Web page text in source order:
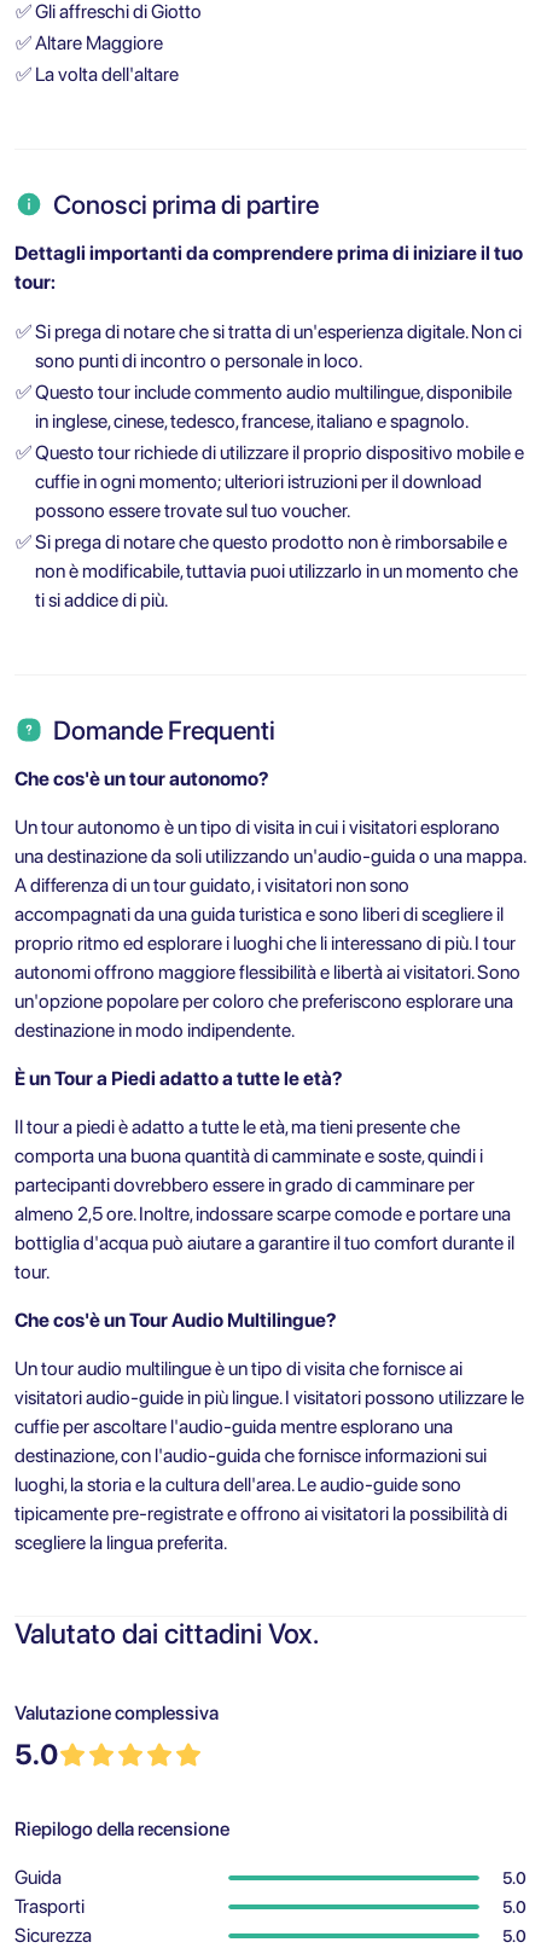
✅Gli affreschi di Giotto
✅Altare Maggiore
✅ La volta dell'altare
Conosci prima di partire
Dettagli importanti da comprendere prima di iniziare il tuo
tour:
✅Si prega di notare che si tratta di un'esperienza digitale. Non ci
sono punti di incontro o personale in loco.
✅Questo tour include commento audio multilingue, disponibile
in inglese, cinese, tedesco, francese, italiano e spagnolo.
✅Questo tour richiede di utilizzare il proprio dispositivo mobile e
cuffie in ogni momento; ulteriori istruzioni per il download
possono essere trovate sul tuo voucher.
✅Si prega di notare che questo prodotto non è rimborsabile e
non è modificabile, tuttavia puoi utilizzarlo in un momento che
ti si addice di più.
Domande Frequenti
Che cos'è un tour autonomo?
Un tour autonomo è un tipo di visita in cui i visitatori esplorano
una destinazione da soli utilizzando un'audio-guida o una mappa.
A differenza di un tour guidato, i visitatori non sono
accompagnati da una guida turistica e sono liberi di scegliere il
proprio ritmo ed esplorare i luoghi che li interessano di più. I tour
autonomi offrono maggiore flessibilità e libertà ai visitatori. Sono
un'opzione popolare per coloro che preferiscono esplorare una
destinazione in modo indipendente.
È un Tour a Piedi adatto a tutte le età?
Il tour a piedi è adatto a tutte le età, ma tieni presente che
comporta una buona quantità di camminate e soste, quindi i
partecipanti dovrebbero essere in grado di camminare per
almeno 2,5 ore. Inoltre, indossare scarpe comode e portare una
bottiglia d'acqua può aiutare a garantire il tuo comfort durante il
tour.
Che cos'è un Tour Audio Multilingue?
Un tour audio multilingue è un tipo di visita che fornisce ai
visitatori audio-guide in più lingue. I visitatori possono utilizzare le
cuffie per ascoltare l'audio-guida mentre esplorano una
destinazione, con l'audio-guida che fornisce informazioni sui
luoghi, la storia e la cultura dell'area. Le audio-guide sono
tipicamente pre-registrate e offrono ai visitatori la possibilità di
scegliere la lingua preferita.
Valutato dai cittadini Vox.
Valutazione complessiva
5.0
Riepilogo della recensione
Guida 5.0
Trasporti 5.0
Sicurezza 5.0